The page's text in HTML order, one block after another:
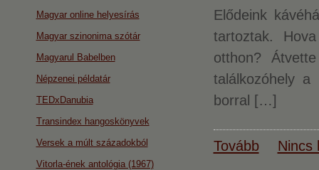
Elődeink
tartoztak.
otthon?
találkozóhely
borral […]
Tovább Nincs
Magyar online helyesírás
Magyar szinonima szótár
Magyarul Babelben
Népzenei példatár
TEDxDanubia
Transindex hangoskönyvek
Versek a múlt századokból
Vitorla-ének antológia (1967)